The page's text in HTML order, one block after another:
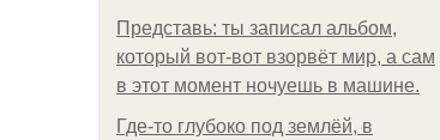
Представь: ты записал альбом,
который вот-вот взорвёт мир, а сам
в этот момент ночуешь в машине.
Где-то глубоко под землёй, в